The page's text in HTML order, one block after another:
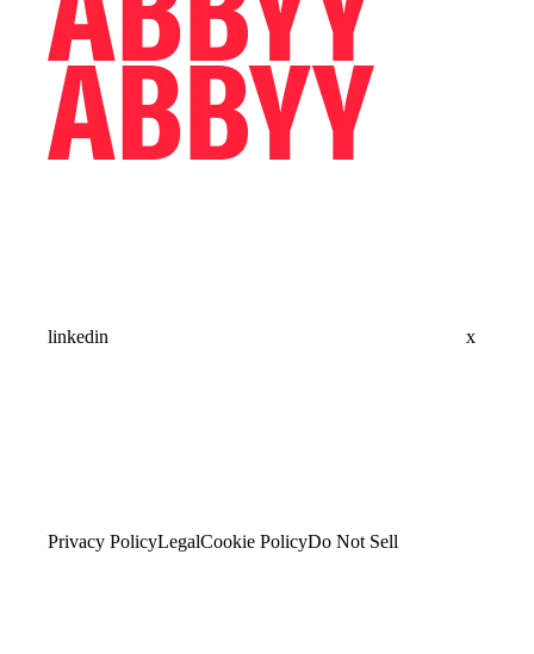
linkedin x
Privacy PolicyLegalCookie PolicyDo Not Sell